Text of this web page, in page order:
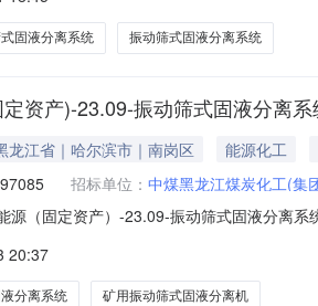
固液分离系统 振动筛式固液分离系统
资产)-23.09-振动筛式固液分离
龙江省｜哈尔滨市｜南岗区
能源化工
招标单位： 中煤黑龙江煤炭化工(集
源（固定资产）-23.09-振动筛式固液分离
「2023年11月19日15:12:43」附件：物资
20:37
分离系统 矿用振动筛式固液分离机